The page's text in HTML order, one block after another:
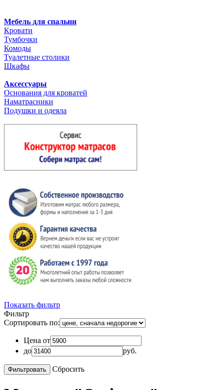
Мебель для спальни
Кровати
Тумбочки
Комоды
Туалетные столики
Шкафы
Аксессуары
Основания для кроватей
Наматрасники
Подушки и одеяла
Показать фильтр
Фильтр
Сортировать по:
Цена от
до
руб.
Сбросить